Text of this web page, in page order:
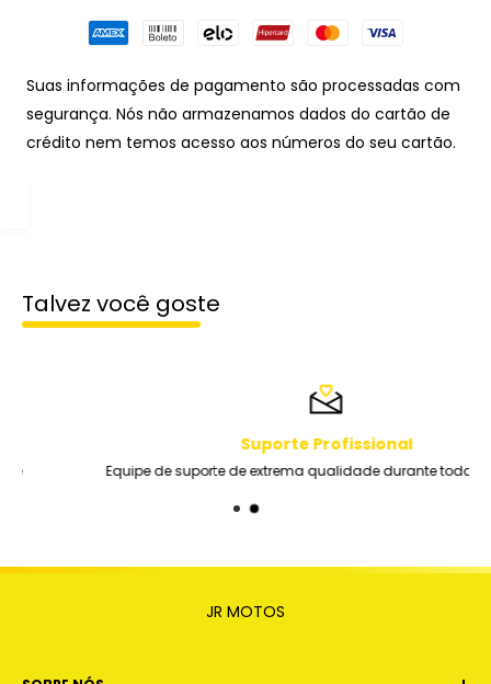
Suas informações de pagamento são processadas com
segurança. Nós não armazenamos dados do cartão de
crédito nem temos acesso aos números do seu cartão.
Talvez você goste
Suporte Profissional
Equipe de suporte de extrema qualidade durante toda a semana
JR MOTOS